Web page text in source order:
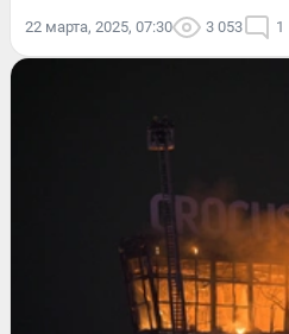
22 марта, 2025, 07:30 3 053 1